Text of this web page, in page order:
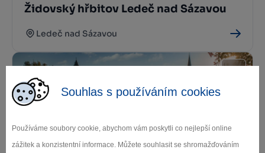
Souhlas s používáním cookies
Používáme soubory cookie, abychom vám poskytli co nejlepší online
zážitek a konzistentní informace. Můžete souhlasit se shromažďováním
Židovský hřbitov Ledeč nad Sázavou
Ledeč nad Sázavou